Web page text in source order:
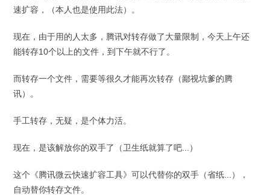
速扩容，（本人也是使用此法）。
现在，由于用的人太多，腾讯对转存做了大量限制，今天上午还
能转存10个以上的文件，到下午就不行了。
而转存一个文件，需要等很久才能再次转存（鄙视坑爹的腾
讯）。
手工转存，无疑，是个体力活。
现在，是该解放你的双手了（卫生纸就算了吧...）
这个《腾讯微云快速扩容工具》可以代替你的双手（省纸...），
自动替你转存文件。